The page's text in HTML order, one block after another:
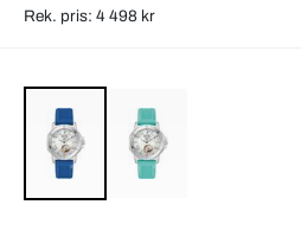
Rek. pris: 4 498 kr